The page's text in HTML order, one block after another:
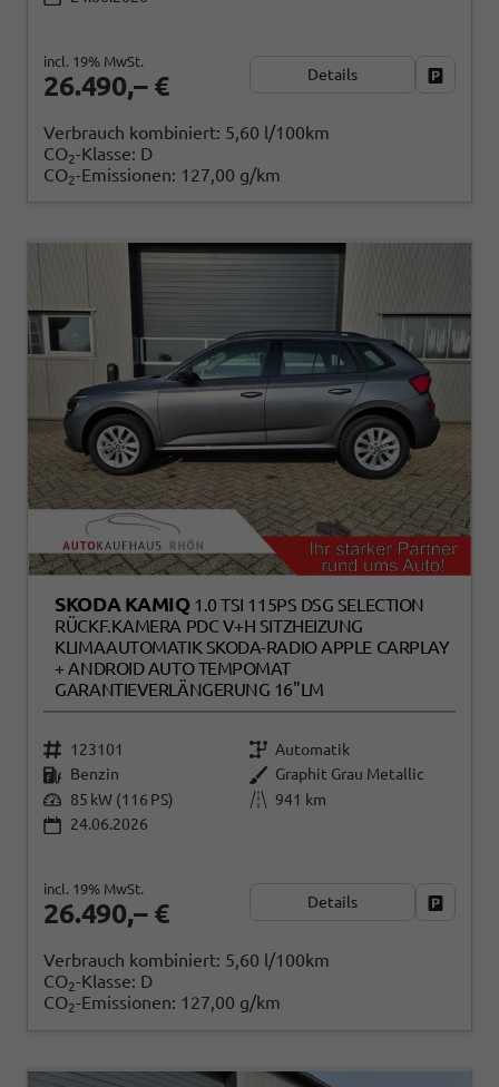
26.490,– €
incl. 19% MwSt.
Details
Verbrauch kombiniert: 5,60 l/100km
CO2-Klasse: D
CO2-Emissionen: 127,00 g/km
SKODA KAMIQ 1.0 TSI 115PS DSG SELECTION
RÜCKF.KAMERA PDC V+H SITZHEIZUNG
KLIMAAUTOMATIK SKODA-RADIO APPLE CARPLAY
+ ANDROID AUTO TEMPOMAT
GARANTIEVERLÄNGERUNG 16"LM
123101
Automatik
Benzin
Graphit Grau Metallic
85 kW (116 PS)
941 km
24.06.2026
26.490,– €
incl. 19% MwSt.
Details
Verbrauch kombiniert: 5,60 l/100km
CO2-Klasse: D
CO2-Emissionen: 127,00 g/km